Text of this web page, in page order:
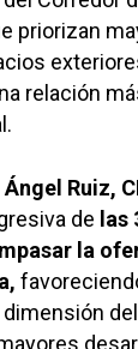
priorizan
relación
Ruiz,
de
la
dimensión